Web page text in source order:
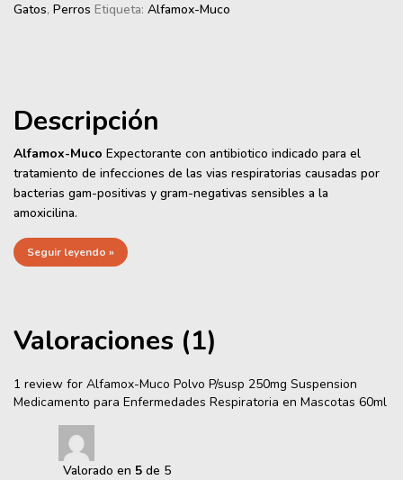
Gatos, Perros Etiqueta: Alfamox-Muco
Descripción
Alfamox-Muco Expectorante con antibiotico indicado para el
tratamiento de infecciones de las vias respiratorias causadas por
bacterias gam-positivas y gram-negativas sensibles a la
amoxicilina.
Seguir leyendo »
Valoraciones (1)
1 review for Alfamox-Muco Polvo P/susp 250mg Suspension
Medicamento para Enfermedades Respiratoria en Mascotas 60ml
Valorado en 5 de 5